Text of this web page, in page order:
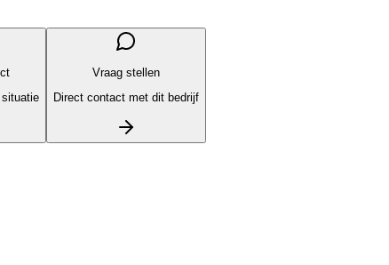
Vraag stellen
Direct contact met dit bedrijf